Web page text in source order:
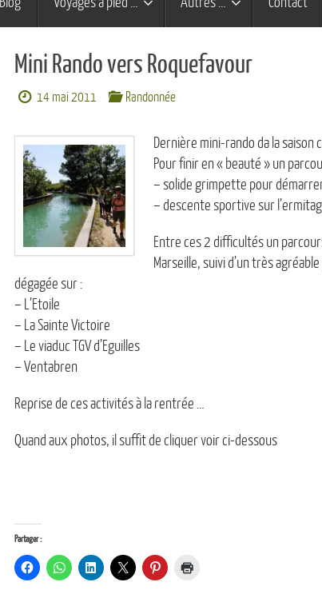
Mini Rando vers Roquefavour
14 mai 2011 Randonnée
Dernière mini-rando da la saison
Pour finir en « beauté » un
– solide grimpette pour
– descente sportive sur
Entre ces 2 difficultés un
Marseille, suivi d’un très
dégagée sur :
– L’Etoile
– La Sainte Victoire
– Le viaduc TGV d’Eguilles
– Ventabren
Reprise de ces activités à la rentrée …
Quand aux photos, il suffit de cliquer voir ci-dessous
Partager :